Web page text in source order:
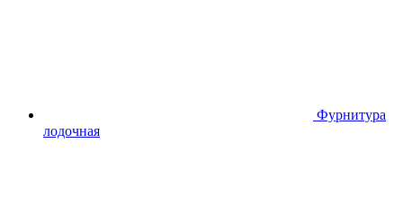
Фурнитура
лодочная